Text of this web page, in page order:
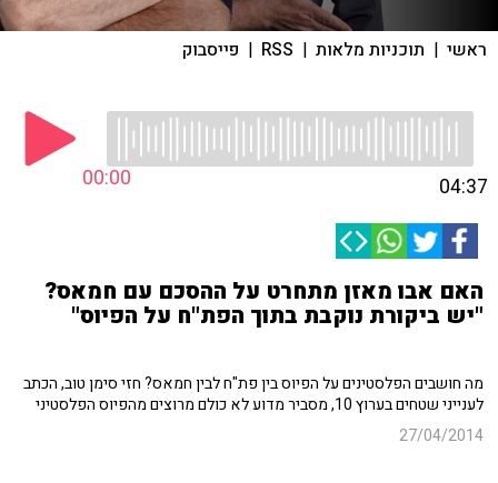
ראשי | תוכניות מלאות |
RSS
| פייסבוק
00:00 04:37
האם אבו מאזן מתחרט על ההסכם עם חמאס?
"יש ביקורת נוקבת בתוך הפת"ח על הפיוס"
מה חושבים הפלסטינים על הפיוס בין פת"ח לבין חמאס? חזי סימן טוב, הכתב
לענייני שטחים בערוץ 10, מסביר מדוע לא כולם מרוצים מהפיוס הפלסטיני
27/04/2014